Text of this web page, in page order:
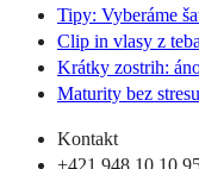
Tipy: Vyberáme
Clip in vlasy z
Krátky zostrih:
Maturity bez
Kontakt
+421 948 10 10